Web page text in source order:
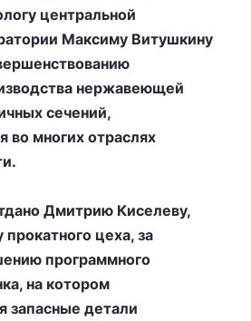
центральной
Максиму Витушкину
нержавеющей
сечений,
во многих отраслях
Дмитрию Киселеву,
цеха, за
программного
на котором
запасные детали